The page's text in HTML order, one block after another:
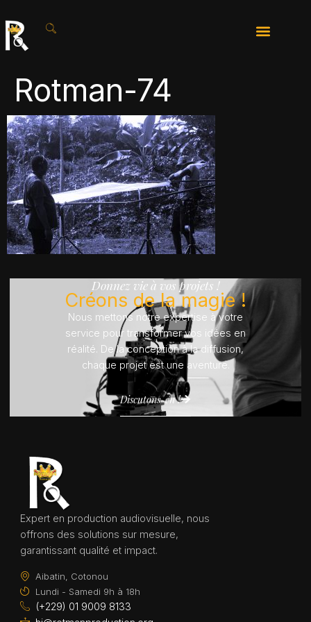
Rotman-74
Donnez vie à vos projets !
Créons de la magie !
Nous mettons notre expertise à votre
service pour transformer vos idées en
réalité. De la conception à la diffusion,
chaque projet est une aventure.
Discutons-en !
Expert en production audiovisuelle, nous
offrons des solutions sur mesure,
garantissant qualité et impact.
Aibatin, Cotonou
Lundi - Samedi 9h à 18h
(+229) 01 9009 8133